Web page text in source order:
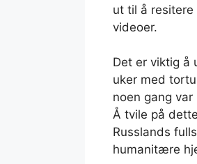
ut til å
videoer.
Det er viktig å
uker med
noen gang
Å tvile på
Russlands
humanitære